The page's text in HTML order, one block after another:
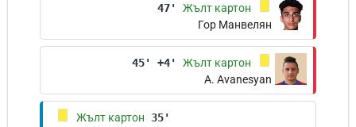
47'
Жълт картон
Гор Манвелян
45' +4'
Жълт картон
A. Avanesyan
Жълт картон 35'